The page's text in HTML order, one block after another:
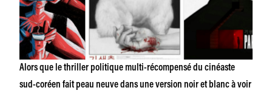
Alors que le thriller politique multi-récompensé du cinéaste
sud-coréen fait peau neuve dans une version noir et blanc à voir